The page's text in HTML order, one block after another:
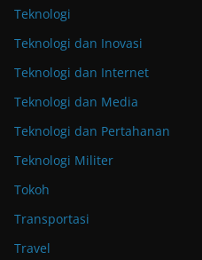
Teknologi
Teknologi dan Inovasi
Teknologi dan Internet
Teknologi dan Media
Teknologi dan Pertahanan
Teknologi Militer
Tokoh
Transportasi
Travel